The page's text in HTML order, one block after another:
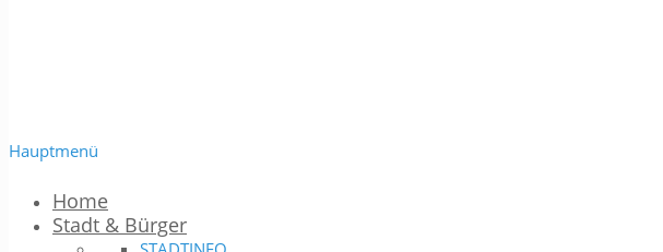
Hauptmenü
Home
Stadt & Bürger